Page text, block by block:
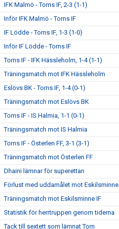
IFK Malmö - Torns IF, 2-3 (1-1)
Inför IFK Malmö - Torns IF
IF Lödde - Torns IF, 1-3 (1-0)
Inför IF Lödde - Torns IF
Torns IF - IFK Hässleholm, 1-4 (1-1)
Träningsmatch mot IFK Hässleholm
Eslövs BK - Torns IF, 1-4 (0-1)
Träningsmatch mot Eslövs BK
Torns IF - IS Halmia, 1-1 (0-1)
Träningsmatch mot IS Halmia
Torns IF - Österlen FF, 3-1 (3-1)
Träningsmatch mot Österlen FF
Dhaini lämnar för superettan
Förlust med uddamålet mot Eskilsminne
Träningsmatch mot Eskilsminne IF
Statistik för herrtruppen genom tiderna
Tack till sextett som lämnat Torn